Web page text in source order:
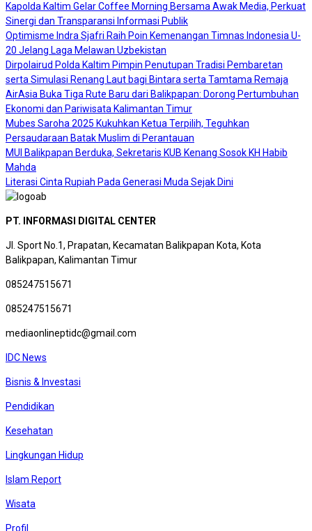
Kapolda Kaltim Gelar Coffee Morning Bersama Awak Media, Perkuat
Sinergi dan Transparansi Informasi Publik
Optimisme Indra Sjafri Raih Poin Kemenangan Timnas Indonesia U-
20 Jelang Laga Melawan Uzbekistan
Dirpolairud Polda Kaltim Pimpin Penutupan Tradisi Pembaretan
serta Simulasi Renang Laut bagi Bintara serta Tamtama Remaja
AirAsia Buka Tiga Rute Baru dari Balikpapan: Dorong Pertumbuhan
Ekonomi dan Pariwisata Kalimantan Timur
Mubes Saroha 2025 Kukuhkan Ketua Terpilih, Teguhkan
Persaudaraan Batak Muslim di Perantauan
MUI Balikpapan Berduka, Sekretaris KUB Kenang Sosok KH Habib
Mahda
Literasi Cinta Rupiah Pada Generasi Muda Sejak Dini
PT. INFORMASI DIGITAL CENTER
Jl. Sport No.1, Prapatan, Kecamatan Balikpapan Kota, Kota
Balikpapan, Kalimantan Timur
085247515671
085247515671
mediaonlineptidc@gmail.com
IDC News
Bisnis & Investasi
Pendidikan
Kesehatan
Lingkungan Hidup
Islam Report
Wisata
Profil